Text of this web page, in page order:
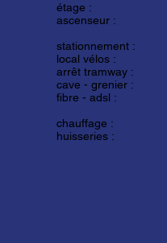
étage :
ascenseur :
stationnement :
local vélos :
arrêt tramway :
cave - grenier :
fibre - adsl :
chauffage :
huisseries :